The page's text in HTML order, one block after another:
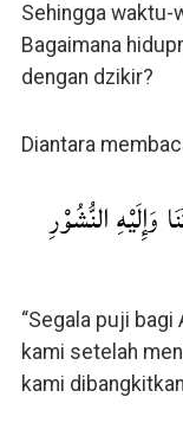
Sehingga waktu-
Bagaimana
dengan dzikir?
Diantara
وَإِلَيْهِ النُّشُوْرِ
“Segala puji bagi
kami setelah
kami